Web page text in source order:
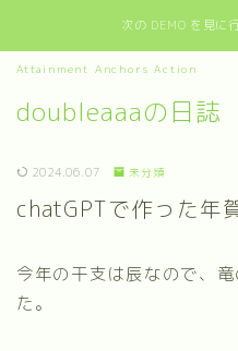
次の DEMO を見に
doubleaaaの日誌
Attainment Anchors Action
MENU
お問い合わせ
デモプリセット記事 #4
デモプリセット記事 #5
デモプリセット記事 #6
デモプリセット記事 #8
2024.06.07 未分類
chatGPTで作った年
今年の干支は辰なので、
た。